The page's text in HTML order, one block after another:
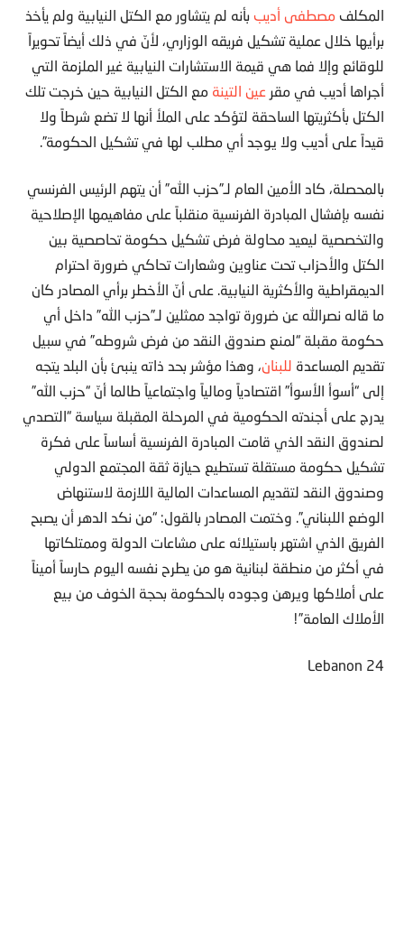
المكلفمصطفى أديب بأنه لم يتشاور مع الكتل النيابية ولم يأخذ
برأيها خلال عملية تشكيل فريقه الوزاري، لأنّ في ذلك أيضاً تحويراً
للوقائع وإلا فما هي قيمة الاستشارات النيابية غير الملزمة التي
أجراها أديب في مقر عين التينة مع الكتل النيابية حين خرجت تلك
الكتل بأكثريتها الساحقة لتؤكد على الملأ أنها لا تضع شرطاً ولا
قيداً على أديب ولا يوجد أي مطلب لها في تشكيل الحكومة”.
بالمحصلة، كاد الأمين العام لـ”حزب الله” أن يتهم الرئيس الفرنسي
نفسه بإفشال المبادرة الفرنسية منقلباً على مفاهيمها الإصلاحية
والتخصصية ليعيد محاولة فرض تشكيل حكومة تحاصصية بين
الكتل والأحزاب تحت عناوين وشعارات تحاكي ضرورة احترام
الديمقراطية والأكثرية النيابية. على أنّ الأخطر برأي المصادر كان
ما قاله نصرالله عن ضرورة تواجد ممثلين لـ”حزب الله” داخل أي
حكومة مقبلة “لمنع صندوق النقد من فرض شروطه” في سبيل
تقديم المساعدة للبنان، وهذا مؤشر بحد ذاته ينبئ بأن البلد يتجه
إلى “أسوأ الأسوأ” اقتصادياً ومالياً واجتماعياً طالما أنّ “حزب الله”
يدرج على أجندته الحكومية في المرحلة المقبلة سياسة “التصدي
لصندوق النقد الذي قامت المبادرة الفرنسية أساساً على فكرة
تشكيل حكومة مستقلة تستطيع حيازة ثقة المجتمع الدولي
وصندوق النقد لتقديم المساعدات المالية اللازمة لاستنهاض
الوضع اللبناني”. وختمت المصادر بالقول: “من نكد الدهر أن يصبح
الفريق الذي اشتهر باستيلائه على مشاعات الدولة وممتلكاتها
في أكثر من منطقة لبنانية هو من يطرح نفسه اليوم حارساً أميناً
على أملاكها ويرهن وجوده بالحكومة بحجة الخوف من بيع
الأملاك العامة”!
Lebanon 24